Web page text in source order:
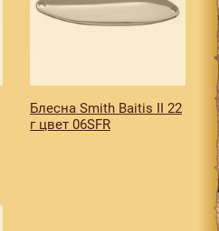
Блесна Smith Baitis II 22
г цвет 06SFR